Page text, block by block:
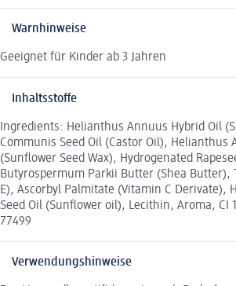
Warnhinweise
Geeignet für Kinder ab 3 Jahren
Inhaltsstoffe
Ingredients: Helianthus Annuus Hybrid Oil
Communis Seed Oil (Castor Oil), Helianthus
(Sunflower Seed Wax), Hydrogenated
Butyrospermum Parkii Butter (Shea Butter),
E), Ascorbyl Palmitate (Vitamin C Derivate),
Seed Oil (Sunflower oil), Lecithin, Aroma, CI
77499
Verwendungshinweise